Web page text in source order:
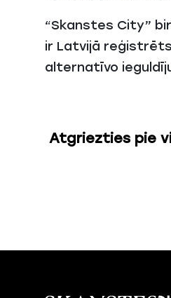
“Skanstes City”
ir Latvijā
alternatīvo
Atgriezties pie